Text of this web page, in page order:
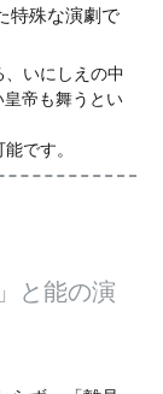
特殊な演劇で
いにしえの中
帝も舞うとい
です。
と能の演